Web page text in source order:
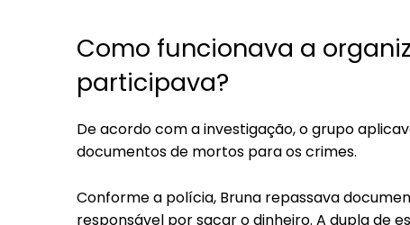
Como funcionava a
participava?
De acordo com a investigação, o grupo
documentos de mortos para os crimes.
Conforme a polícia, Bruna repassava
responsável por sacar o dinheiro. A dupla de